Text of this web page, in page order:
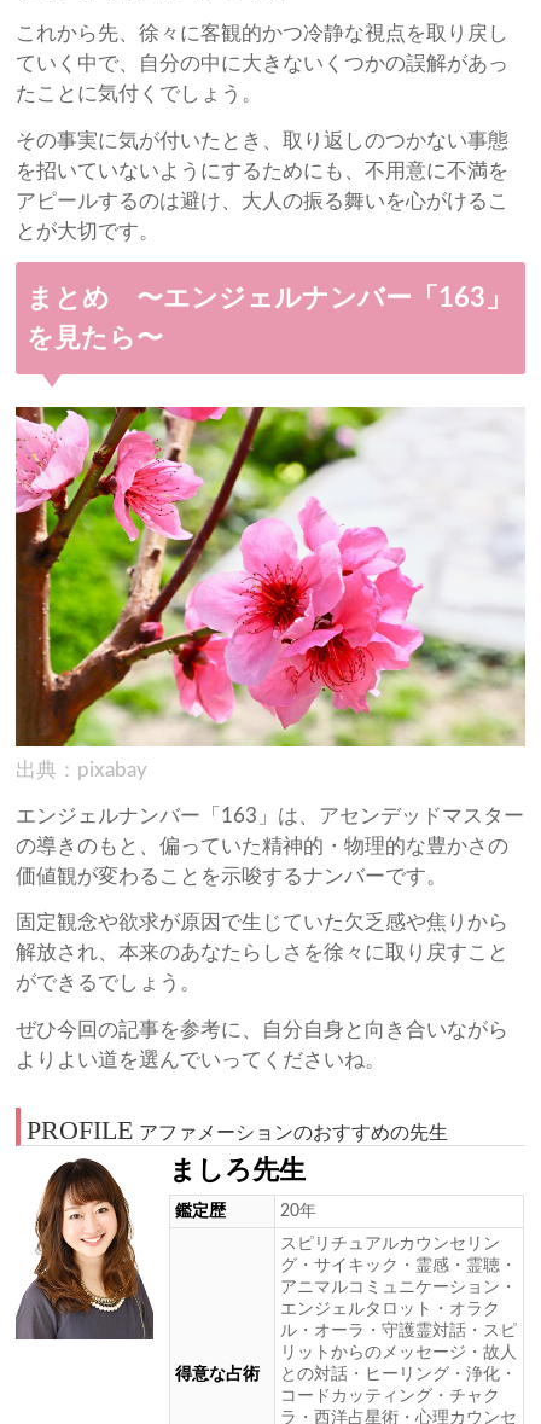
これから先、徐々に客観的かつ冷静な視点を取り戻し
ていく中で、自分の中に大きないくつかの誤解があっ
たことに気付くでしょう。
その事実に気が付いたとき、取り返しのつかない事態
を招いていないようにするためにも、不用意に不満を
アピールするのは避け、大人の振る舞いを心がけるこ
とが大切です。
まとめ 〜エンジェルナンバー「163」
を見たら〜
出典：pixabay
エンジェルナンバー「163」は、アセンデッドマスター
の導きのもと、偏っていた精神的・物理的な豊かさの
価値観が変わることを示唆するナンバーです。
固定観念や欲求が原因で生じていた欠乏感や焦りから
解放され、本来のあなたらしさを徐々に取り戻すこと
ができるでしょう。
ぜひ今回の記事を参考に、自分自身と向き合いながら
よりよい道を選んでいってくださいね。
PROFILE アファメーションのおすすめの先生
ましろ先生
鑑定歴 20年
得意な占術
スピリチュアルカウンセリン
グ・サイキック・霊感・霊聴・
アニマルコミュニケーション・
エンジェルタロット・オラク
ル・オーラ・守護霊対話・スピ
リットからのメッセージ・故人
との対話・ヒーリング・浄化・
コードカッティング・チャク
ラ・西洋占星術・心理カウンセ